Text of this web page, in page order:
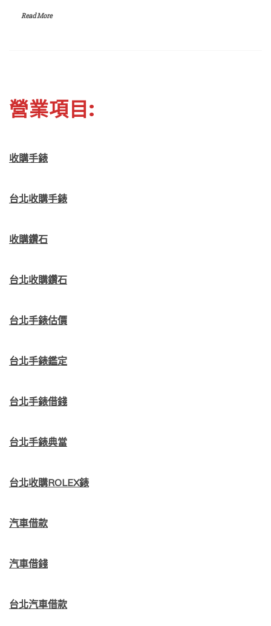
Read More
營業項目:
收購手錶
台北收購手錶
收購鑽石
台北收購鑽石
台北手錶估價
台北手錶鑑定
台北手錶借錢
台北手錶典當
台北收購ROLEX錶
汽車借款
汽車借錢
台北汽車借款